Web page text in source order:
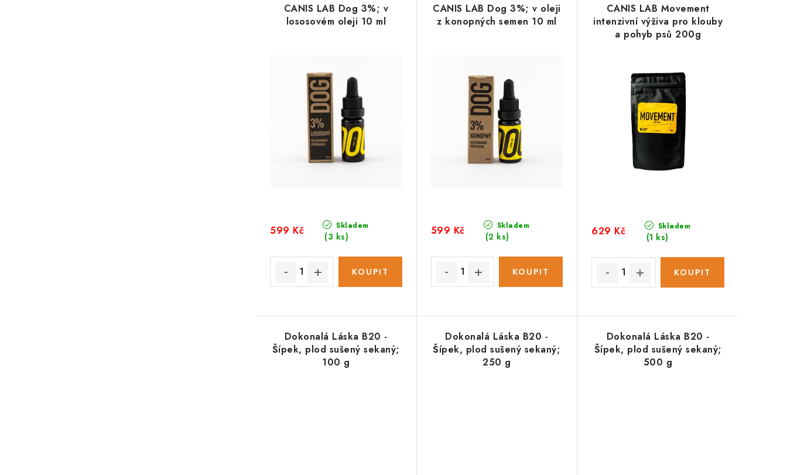
e
p
r
o
d
t
ů
CANIS LAB Dog 3%; v
lososovém oleji 10 ml
Skladem
(3 ks)
599 Kč
CANIS LAB Dog 3%; v oleji
z konopných semen 10 ml
Skladem
(2 ks)
599 Kč
CANIS LAB Movement
intenzivní výživa pro klouby
a pohyb psů 200g
Skladem
(1 ks)
629 Kč
Dokonalá Láska B20 -
Šípek, plod sušený sekaný;
100 g
Dokonalá Láska B20 -
Šípek, plod sušený sekaný;
250 g
Dokonalá Láska B20 -
Šípek, plod sušený sekaný;
500 g